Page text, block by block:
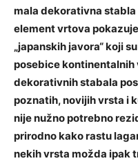
mala dekorativna
element vrtova
„japanskih javora“ koji
posebice kontinentalnih
dekorativnih stabala
poznatih, novijih vrsta i
nije nužno potrebno
prirodno kako rastu
nekih vrsta možda ipak